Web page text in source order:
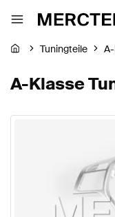
Tuningteile
A-Klasse